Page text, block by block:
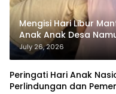
Mengisi Hari Libur
Anak Anak Desa
Bernilai Ekonomi
July 26, 2026
Peringati Hari Anak
Perlindungan dan